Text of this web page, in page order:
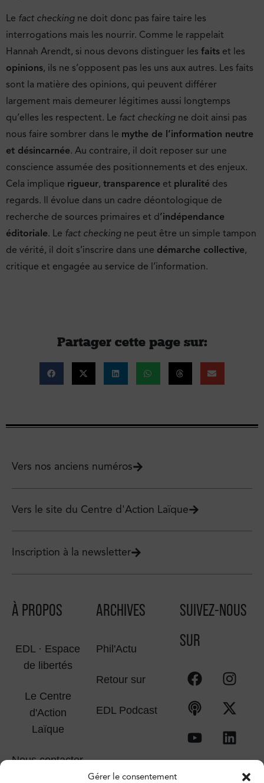
Gérer le consentement
Le fact checking ne doit donc pas faire taire les
interrogations mais les nourrir. Comme le rappelait
Hannah Arendt, si nous devons distinguer les faits et les
opinions, ils ne s’opposent pas les uns aux autres. Les faits
sont la matière des opinions, qui peuvent différer
largement mais demeurer légitimes aussi longtemps
qu’elles les respectent. Le fact checking ne doit ainsi pas
nous faire sombrer dans le mythe de l’information neutre
et désincarnée. Au contraire, il doit reposer sur une
conscience assumée des positionnements et des enjeux.
Cela implique rigueur, transparence et pluralité des
regards. Il évolue dans un cadre déontologique de
recherche de sources primaires et d’indépendance
éditoriale. Le fact checking ne peut être un simple tampon
de vérité, il doit s’inscrire dans une démarche collective,
critique et engagée au service de l’information.
Partager cette page sur :
Vers nos anciens numéros
Vers le site du Centre d'Action Laïque
Inscription à la newsletter
À PROPOS
EDL · Espace
de libertés
Le Centre
d'Action
Laïque
Nous contacter
ARCHIVES
Phil'Actu
Retour sur
EDL Podcast
SUIVEZ-NOUS
SUR